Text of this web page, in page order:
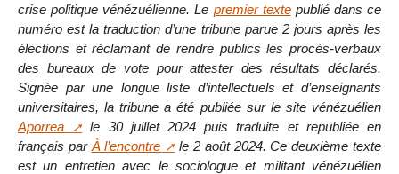
crise politique vénézuélienne. Le premier textepublié dans ce
numéro est la traduction d’une tribune parue 2 jours après les
élections et réclamant de rendre publics les procès-verbaux
des bureaux de vote pour attester des résultats déclarés.
Signée par une longue liste d’intellectuels et d’enseignants
universitaires, la tribune a été publiée sur le site vénézuélien
Aporrea
le 30 juillet 2024 puis traduite et republiée en
français par À l’encontre
le 2 août 2024. Ce deuxième texte
est un entretien avec le sociologue et militant vénézuélien